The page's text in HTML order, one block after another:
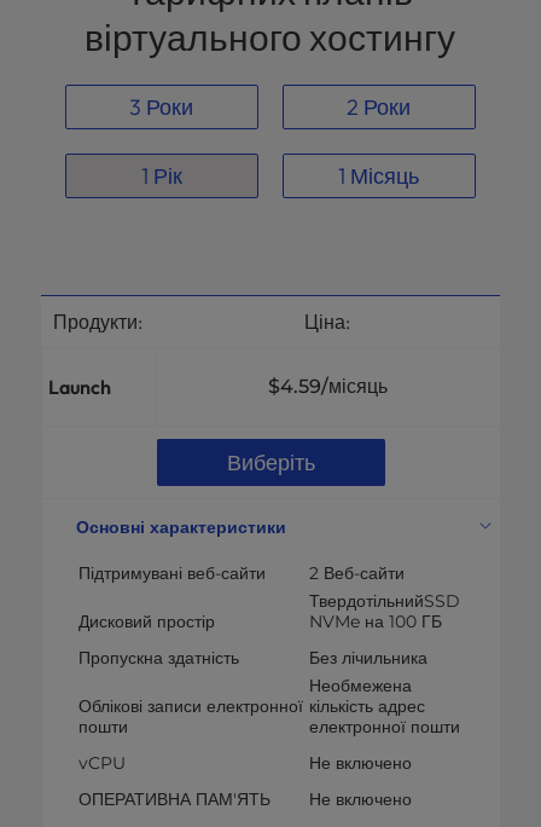
віртуального хостингу
3 Роки 2 Роки
1 Рік 1 Місяць
Продукти: Ціна:
Launch $4.59/місяць
Виберіть
Основні характеристики
Підтримувані веб-сайти 2 Веб-сайти
Дисковий простір
ТвердотільнийSSD
NVMe на 100 ГБ
Пропускна здатність
Без лічильника
Облікові записи електронної
пошти
Необмежена
кількість адрес
електронної пошти
vCPU
Не включено
ОПЕРАТИВНА ПАМ'ЯТЬ
Не включено